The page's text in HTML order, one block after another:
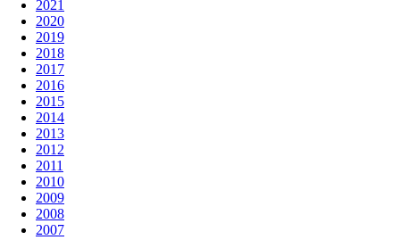
2021
2020
2019
2018
2017
2016
2015
2014
2013
2012
2011
2010
2009
2008
2007